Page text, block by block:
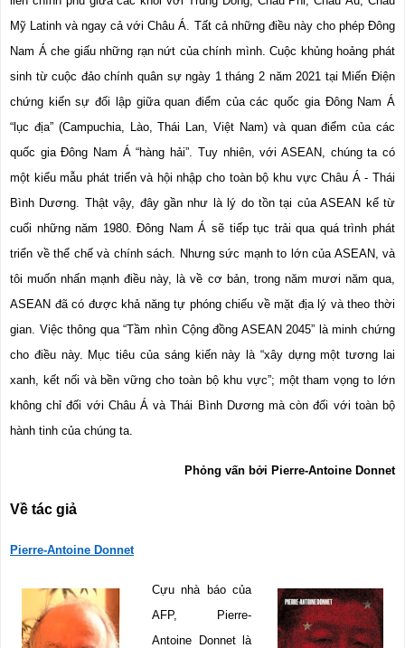
Mỹ Latinh và ngay cả với Châu Á. Tất cả những điều này cho phép Đông
Nam Á che giấu những rạn nứt của chính mình. Cuộc khủng hoảng phát
sinh từ cuộc đảo chính quân sự ngày 1 tháng 2 năm 2021 tại Miến Điện
chứng kiến sự đối lập giữa quan điểm của các quốc gia Đông Nam Á
“lục địa” (Campuchia, Lào, Thái Lan, Việt Nam) và quan điểm của các
quốc gia Đông Nam Á “hàng hải”. Tuy nhiên, với ASEAN, chúng ta có
một kiểu mẫu phát triển và hội nhập cho toàn bộ khu vực Châu Á - Thái
Bình Dương. Thật vậy, đây gần như là lý do tồn tại của ASEAN kể từ
cuối những năm 1980. Đông Nam Á sẽ tiếp tục trải qua quá trình phát
triển về thể chế và chính sách. Nhưng sức mạnh to lớn của ASEAN, và
tôi muốn nhấn mạnh điều này, là về cơ bản, trong năm mươi năm qua,
ASEAN đã có được khả năng tự phóng chiếu về mặt địa lý và theo thời
gian. Việc thông qua “Tầm nhìn Cộng đồng ASEAN 2045” là minh chứng
cho điều này. Mục tiêu của sáng kiến này là “xây dựng một tương lai
xanh, kết nối và bền vững cho toàn bộ khu vực”; một tham vọng to lớn
không chỉ đối với Châu Á và Thái Bình Dương mà còn đối với toàn bộ
hành tinh của chúng ta.
Phỏng vấn bởi Pierre-Antoine Donnet
Về tác giả
Pierre-Antoine Donnet
Cựu nhà báo của
AFP, Pierre-
Antoine Donnet là